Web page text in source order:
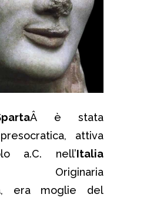
Â è stata
attiva
a.C. nell’Italia
, era moglie del